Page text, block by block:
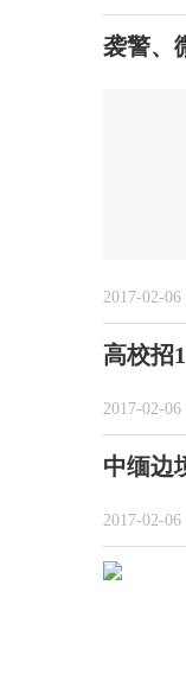
袭警、
2017-02-06
高校招
2017-02-06
中缅边
2017-02-06